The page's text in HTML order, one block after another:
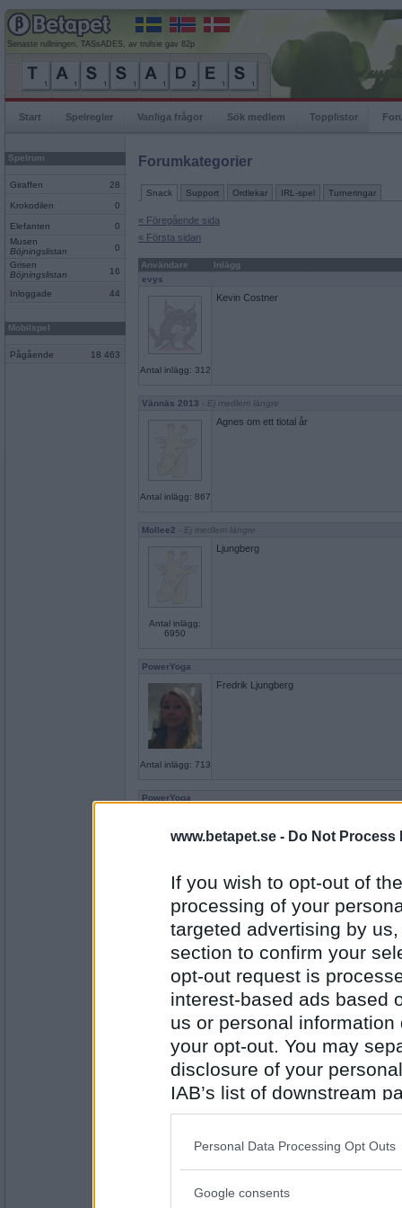
www.betapet.se - Do Not Process
If you wish to opt-out of
processing of your
targeted advertising by
section to confirm your
opt-out request is
interest-based ads based
us or personal
your opt-out. You may
disclosure of your
IAB’s list of downstream
also be disclosed by us
Downstream Participants
Please note that this
Personal Data Processing Opt Outs
Google consents
Senaste rullningen, TASsADES, av trulsie gav 82p
Start Spelregler Vanliga frågor Sök medlem Topplistor
Spelrum
Giraffen 28
Krokodilen 0
Elefanten
0
Musen
Böjningslistan
0
Grisen
Böjningslistan
16
Inloggade 44
Mobilspel
Pågående 18 463
Forumkategorier
Snack Support Ordlekar IRL-spel Turneringar
« Föregående sida
« Första sidan
Användare
Inlägg
evys
Antal inlägg: 312
Kevin Costner
Vännäs 2013 - Ej medlem längre
Antal inlägg: 867
Agnes om ett tiotal år
Mollee2 - Ej medlem längre
Antal inlägg:
6950
Ljungberg
PowerYoga
Antal inlägg: 713
Fredrik Ljungberg
PowerYoga
Antal inlägg: 713
eeistan
Antal inlägg:
Pamela Anderson
insatser
Antal inlägg: 12
Tore Skogman
- Ej medlem längre